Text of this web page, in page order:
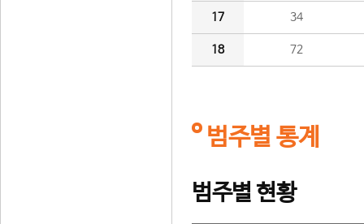
17 34
18 72
범주별 통계
범주별 현황